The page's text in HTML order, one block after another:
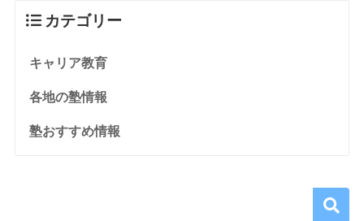
カテゴリー
キャリア教育
各地の塾情報
塾おすすめ情報